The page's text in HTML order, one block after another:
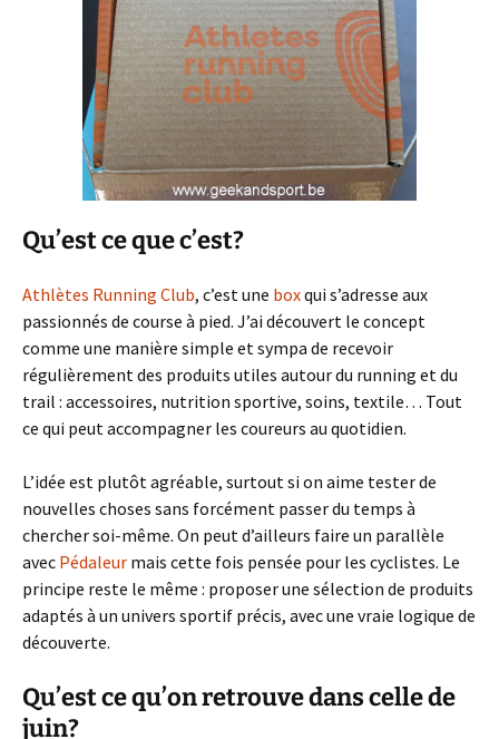
Qu’est ce que c’est?
Athlètes Running Club, c’est une boxqui s’adresse aux
passionnés de course à pied. J’ai découvert le concept
comme une manière simple et sympa de recevoir
régulièrement des produits utiles autour du running et du
trail : accessoires, nutrition sportive, soins, textile… Tout
ce qui peut accompagner les coureurs au quotidien.
L’idée est plutôt agréable, surtout si on aime tester de
nouvelles choses sans forcément passer du temps à
chercher soi-même. On peut d’ailleurs faire un parallèle
avec Pédaleur mais cette fois pensée pour les cyclistes. Le
principe reste le même : proposer une sélection de produits
adaptés à un univers sportif précis, avec une vraie logique de
découverte.
Qu’est ce qu’on retrouve dans celle de
juin?